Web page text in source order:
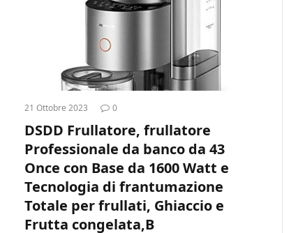
21 Ottobre 2023 0
DSDD Frullatore, frullatore
Professionale da banco da 43
Once con Base da 1600 Watt e
Tecnologia di frantumazione
Totale per frullati, Ghiaccio e
Frutta congelata,B